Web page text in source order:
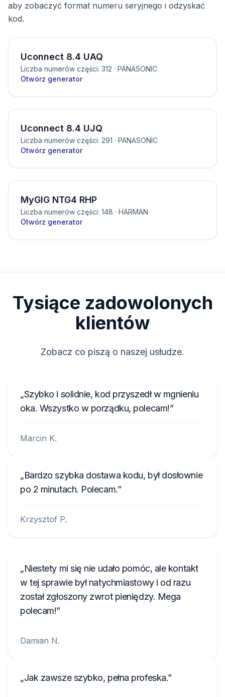
aby zobaczyć format numeru seryjnego i odzyskać
kod.
Uconnect 8.4 UAQ
Liczba numerów części: 312 · PANASONIC
Otwórz generator
Uconnect 8.4 UJQ
Liczba numerów części: 291 · PANASONIC
Otwórz generator
MyGIG NTG4 RHP
Liczba numerów części: 148 · HARMAN
Otwórz generator
Tysiące zadowolonych
klientów
Zobacz co piszą o naszej usłudze.
Szybko i solidnie, kod przyszedł w mgnieniu
oka. Wszystko w porządku, polecam!
Marcin K.
Bardzo szybka dostawa kodu, był dosłownie
po 2 minutach. Polecam.
Krzysztof P.
Niestety mi się nie udało pomóc, ale kontakt
w tej sprawie był natychmiastowy i od razu
został zgłoszony zwrot pieniędzy. Mega
polecam!
Damian N.
Jak zawsze szybko, pełna profeska.